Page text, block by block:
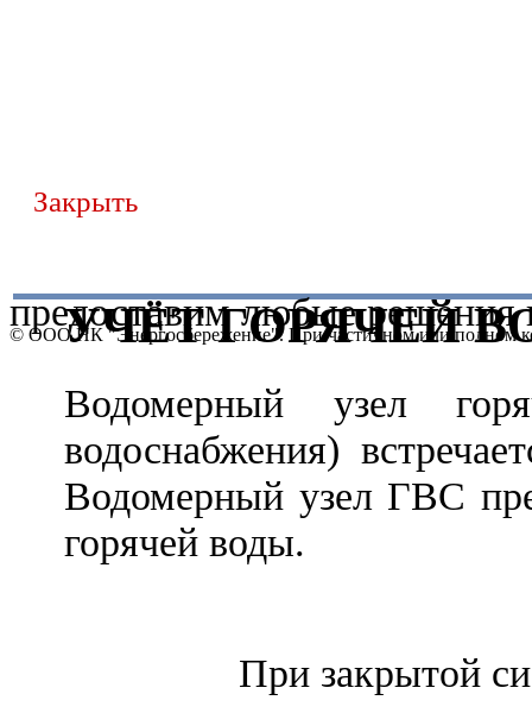
© ООО НК "Энергосбережение". При частичном или полном
предоставим любые решения
Закрыть
УЧЁТ ГОРЯЧЕЙ
Водомерный узел
водоснабжения)
Водомерный узел ГВС
горячей воды.
При закрытой